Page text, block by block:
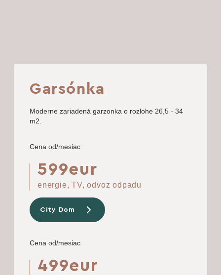
Garsónka
Moderne zariadená garzonka o rozlohe 26,5 - 34
m2.
Cena od/mesiac
599eur
energie, TV, odvoz odpadu
City Dom
Cena od/mesiac
499eur